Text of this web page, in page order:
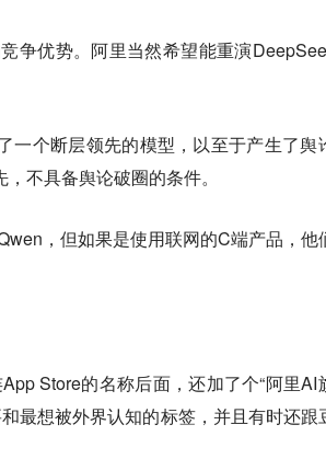
争优势。阿里当然希望能重演
一个断层领先的模型，以至于产生了舆
不具备舆论破圈的条件。
，但如果是使用联网的C端产品，他
Store的名称后面，还加了个“阿里AI
最想被外界认知的标签，并且有时还跟